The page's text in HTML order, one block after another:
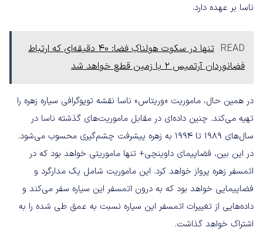
ناسا بر عهده دارد.
READ
تنها در سکوت هولناکِ فضا: ۴۰ دقیقه‌ای که ارتباط
فضانوردان آرتمیس ۲ با زمین قطع خواهد شد
در همین حال، ماموریت «وریتاس» ناسا نقشه توپوگرافی سیاره زهره را
تهیه می‌کند. چنین داده‌ای در مقابل ماموریت‌های گذشته ناسا در
سال‌های ۱۹۸۹ تا ۱۹۹۴ به زهره پیشرفت چشم‌گیری محسوب می‌شود.
در این بین، فضاپیمای داوینچی+ تنها ماموریتی خواهد بود که در
اتمسفر زهره پرواز خواهد کرد. این ماموریت شامل یک مدارگرد و
فضاپیمایی خواهد بود که به درون اتمسفر این سیاره سفر می‌کند و
داده‌هایی از تغییرات اتمسفر این سیاره نسبت به عمق طی شده را به
اشتراک خواهد گذاشت.